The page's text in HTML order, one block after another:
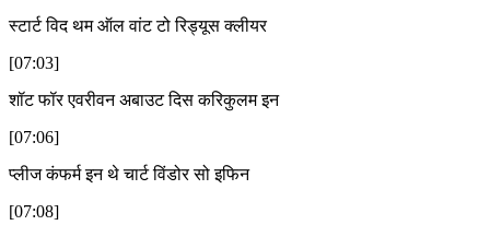
स्टार्ट विद थम ऑल वांट टो रिड्यूस क्लीयर
[07:03]
शॉट फॉर एवरीवन अबाउट दिस करिकुलम इन
[07:06]
प्लीज कंफर्म इन थे चार्ट विंडोर सो इफिन
[07:08]